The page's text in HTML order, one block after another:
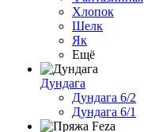
Хлопок
Шелк
Як
Ещё
Дундага
Дундага 6/2
Дундага 6/1